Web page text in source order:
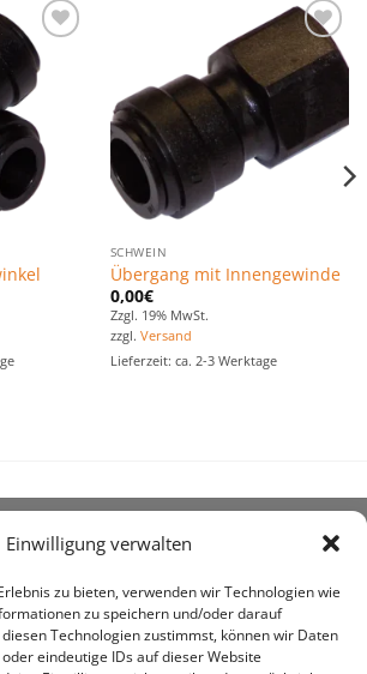
Einwilligung verwalten
zu bieten, verwenden wir Technologien wie
zu speichern und/oder darauf
Technologien zustimmst, können wir Daten
eindeutige IDs auf dieser Website
Zu den
Favoriten
hinzufügen
Zu den
Favoriten
hinzufügen
SCHWEIN
Übergang mit Innengewinde
0,00€
Zzgl. 19% MwSt.
zzgl. Versand
Lieferzeit: ca. 2-3 Werktage